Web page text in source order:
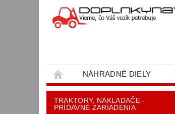
NÁHRADNÉ DIELY
OBCHODNÉ PODMIENKY
TRAKTORY, NAKLADAČE -
PRÍDAVNÉ ZARIADENIA